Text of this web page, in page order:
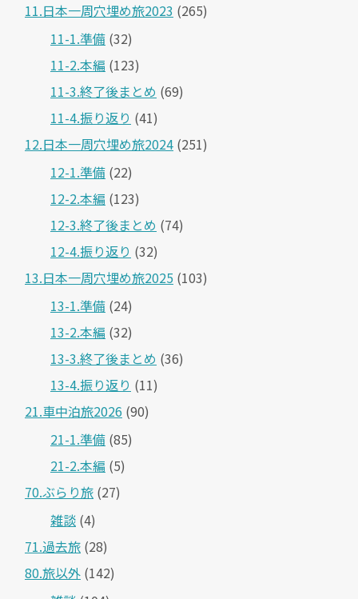
11.日本一周穴埋め旅2023 (265)
11-1.準備 (32)
11-2.本編 (123)
11-3.終了後まとめ (69)
11-4.振り返り (41)
12.日本一周穴埋め旅2024 (251)
12-1.準備 (22)
12-2.本編 (123)
12-3.終了後まとめ (74)
12-4.振り返り (32)
13.日本一周穴埋め旅2025 (103)
13-1.準備 (24)
13-2.本編 (32)
13-3.終了後まとめ (36)
13-4.振り返り (11)
21.車中泊旅2026 (90)
21-1.準備 (85)
21-2.本編 (5)
70.ぶらり旅 (27)
雑談 (4)
71.過去旅 (28)
80.旅以外 (142)